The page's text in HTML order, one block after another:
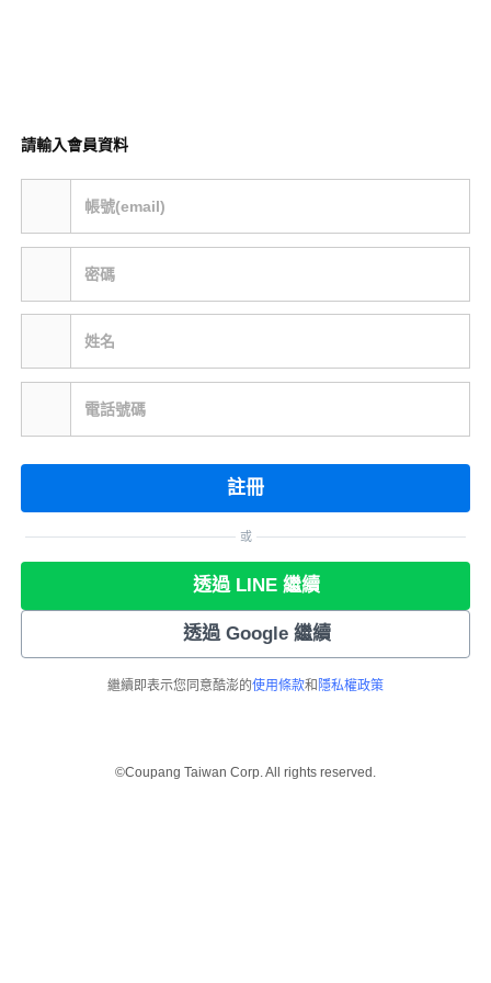
請輸入會員資料
帳號(email)
密碼
姓名
電話號碼
註冊
或
透過 LINE 繼續
透過 Google 繼續
繼續即表示您同意酷澎的使用條款和 隱私權政策
©Coupang Taiwan Corp. All rights reserved.